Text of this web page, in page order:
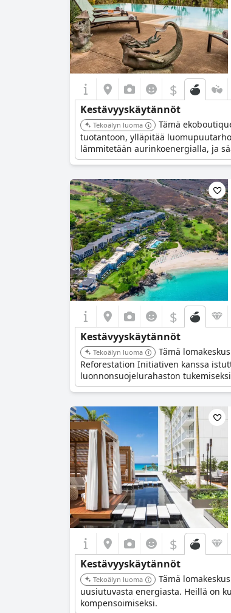
$
Kestävyyskäytännöt
Tekoälyn luoma
Tämä
tuotantoon, ylläpitää
lämmitetään aurinkoenergialla, ja
$
Kestävyyskäytännöt
Tekoälyn luoma
Tämä
Reforestation Initiativen kanssa
luonnonsuojelurahaston
$
Kestävyyskäytännöt
Tekoälyn luoma
Tämä
uusiutuvasta energiasta. Heillä on
kompensoimiseksi.